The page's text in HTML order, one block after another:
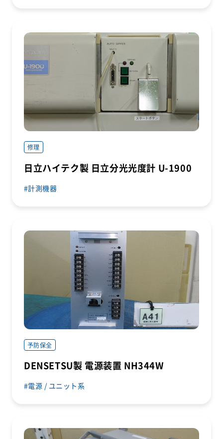
修理
日立ハイテク製 日立分光光度計 U-1900
計測機器
予防保全
DENSETSU製 電源装置 NH344W
電源 / ユニット系